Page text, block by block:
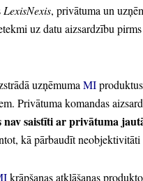
LexisNexis, privātuma un
uz datu aizsardzību
uzņēmuma MI
Privātuma komandas
nav saistīti ar privātuma
kā pārbaudīt
krāpšanas atklāšanas